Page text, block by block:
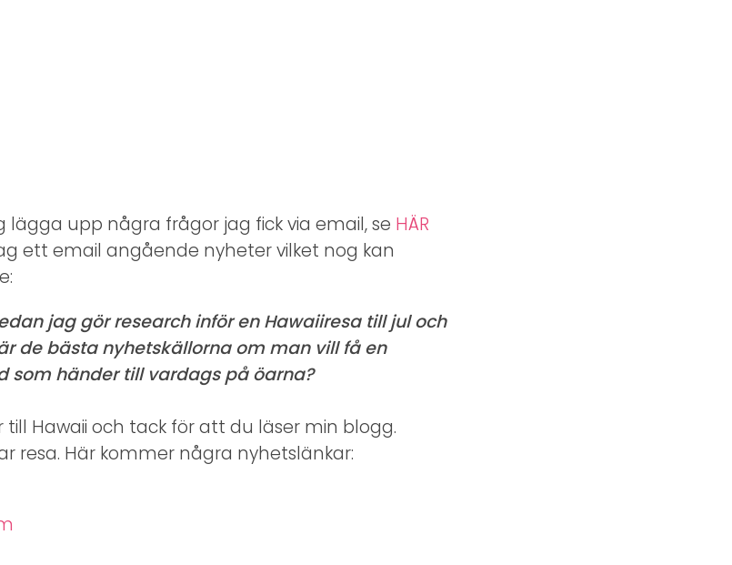
lägga upp några frågor jag fick via email, se HÄR
ett email angående nyheter vilket nog kan
jag gör research inför en Hawaiiresa till jul och
de bästa nyhetskällorna om man vill få en
som händer till vardags på öarna?
Hawaii och tack för att du läser min blogg.
resa. Här kommer några nyhetslänkar: